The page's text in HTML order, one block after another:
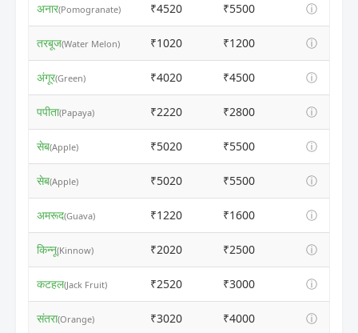
अनार(Pomogranate) ₹4520 ₹5500 ⓘ
तरबूज(Water Melon) ₹1020 ₹1200 ⓘ
अंगूर(Green) ₹4020 ₹4500 ⓘ
पपीता(Papaya) ₹2220 ₹2800 ⓘ
सेब(Apple) ₹5020 ₹5500 ⓘ
सेब(Apple) ₹5020 ₹5500 ⓘ
अमरूद(Guava) ₹1220 ₹1600 ⓘ
किन्नू(Kinnow) ₹2020 ₹2500 ⓘ
कटहल(Jack Fruit) ₹2520 ₹3000 ⓘ
संतरा(Orange) ₹3020 ₹4000 ⓘ